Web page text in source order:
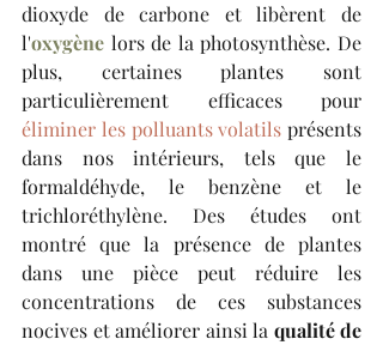
dioxyde de carbone et libèrent de
l'oxygène lors de la photosynthèse. De
plus, certaines plantes sont
éliminer les polluants volatils présents
dans nos intérieurs, tels que le
formaldéhyde, le benzène et le
trichloréthylène. Des études ont
montré que la présence de plantes
dans une pièce peut réduire les
concentrations de ces substances
nocives et améliorer ainsi la qualité de